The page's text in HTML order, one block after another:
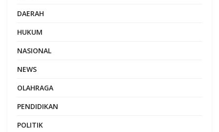
DAERAH
HUKUM
NASIONAL
NEWS
OLAHRAGA
PENDIDIKAN
POLITIK